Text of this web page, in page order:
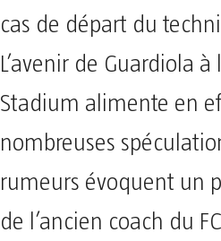
cas de départ du
L’avenir de Guardiola à
Stadium alimente en
nombreuses
rumeurs évoquent un
de l’ancien coach du